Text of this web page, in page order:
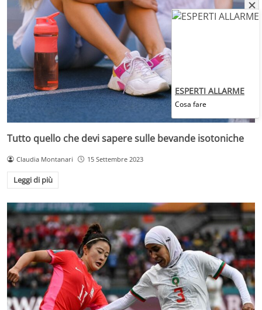
Tutto quello che devi sapere sulle bevande isotoniche
Claudia Montanari 15 Settembre 2023
Leggi di più
ESPERTI ALLARME
Cosa fare